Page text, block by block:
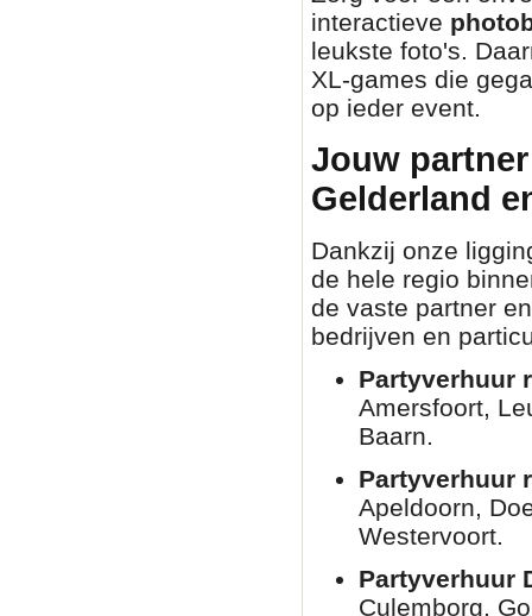
interactieve
leukste foto's.
XL-games die
op ieder event.
Jouw
Gelderland
Dankzij onze
de hele regio
de vaste partner
bedrijven en
Partyverhuur
Amersfoort,
Baarn.
Partyverhuur
Apeldoorn,
Westervoort.
Partyverhuur
Culemborg,